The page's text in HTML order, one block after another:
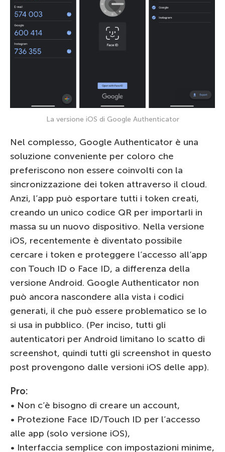
La versione iOS di Google Authenticator
Nel complesso, Google Authenticator è una
soluzione conveniente per coloro che
preferiscono non essere coinvolti con la
sincronizzazione dei token attraverso il cloud.
Anzi, l’app può esportare tutti i token creati,
creando un unico codice QR per importarli in
massa su un nuovo dispositivo. Nella versione
iOS, recentemente è diventato possibile
cercare i token e proteggere l’accesso all’app
con Touch ID o Face ID, a differenza della
versione Android. Google Authenticator non
può ancora nascondere alla vista i codici
generati, il che può essere problematico se lo
si usa in pubblico. (Per inciso, tutti gli
autenticatori per Android limitano lo scatto di
screenshot, quindi tutti gli screenshot in questo
post provengono dalle versioni iOS delle app).
Pro:
• Non c’è bisogno di creare un account,
• Protezione Face ID/Touch ID per l’accesso
alle app (solo versione iOS),
• Interfaccia semplice con impostazioni minime,